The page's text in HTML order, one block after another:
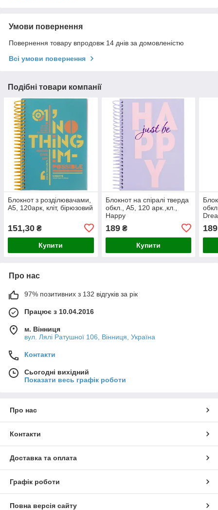
Умови повернення
Повернення товару впродовж 14 днів за домовленістю
Всі умови повернення
Подібні товари компанії
Блокнот з розділювачами,
А5, 120арк, кліт, бірюзовий
151,30 ₴
Купити
Блокнот на спіралі тверда
обкл., А5, 120 арк.,кл.,
Happy
189₴
Купити
189
Про нас
97% позитивних з 132 відгуків за рік
Працює з 10.04.2016
м. Вінниця
вул. Лялі Ратушної 106, Вінниця, Україна
Контакти
Сьогодні вихідний
Показати весь графік роботи
Про нас
Контакти
Доставка та оплата
Графік роботи
Повна версія сайту